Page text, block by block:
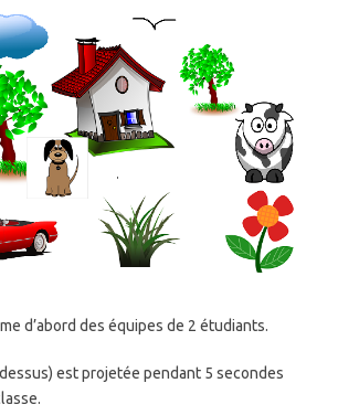
d’abord des équipes de 2 étudiants.
dessus) est projetée pendant 5 secondes